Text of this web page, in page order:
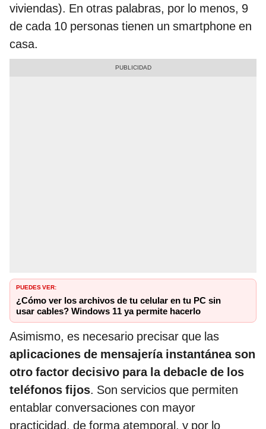
viviendas). En otras palabras, por lo menos, 9
de cada 10 personas tienen un smartphone en
casa.
PUEDES VER:
¿Cómo ver los archivos de tu celular en tu PC sin
usar cables? Windows 11 ya permite hacerlo
Asimismo, es necesario precisar que las
aplicaciones de mensajería instantánea son
otro factor decisivo para la debacle de los
teléfonos fijos. Son servicios que permiten
entablar conversaciones con mayor
practicidad, de forma atemporal, y por lo